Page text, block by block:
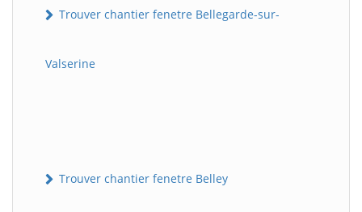
Trouver chantier fenetre Bellegarde-sur-
Valserine
Trouver chantier fenetre Belley